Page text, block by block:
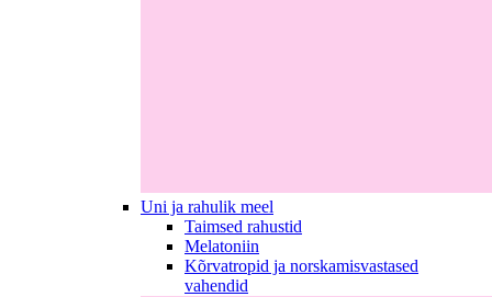
Uni ja rahulik meel
Taimsed rahustid
Melatoniin
Kõrvatropid ja norskamisvastased
vahendid